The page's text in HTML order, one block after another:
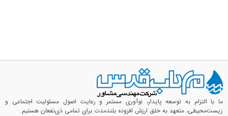
ما با التزام به توسعه پایدار، نوآوری مستمر و رعایت اصول مسئولیت اجتماعی و
زیست‌محیطی، متعهد به خلق ارزش افزوده بلندمدت برای تمامی ذی‌نفعان هستیم.